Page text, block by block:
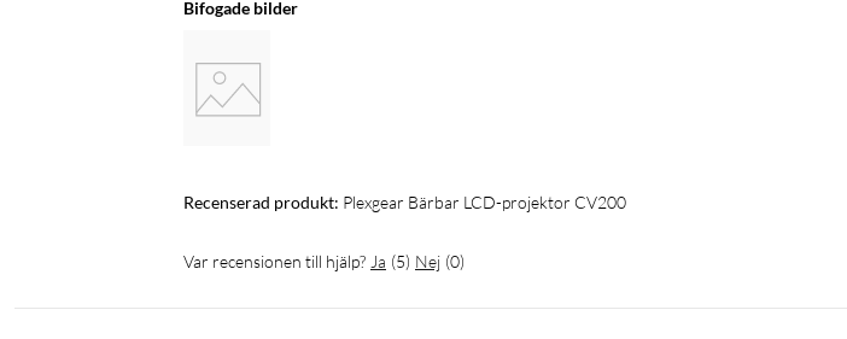
Inbyggd högtalare: 1x 2 W
Ljudnivå: ≤50 dB på 1 meters avstånd
Videoformat: upp till 1920x1080
Bifogade bilder
Recenserad produkt: Plexgear Bärbar LCD-projektor CV200
Var recensionen till hjälp? Ja (5) Nej (0)